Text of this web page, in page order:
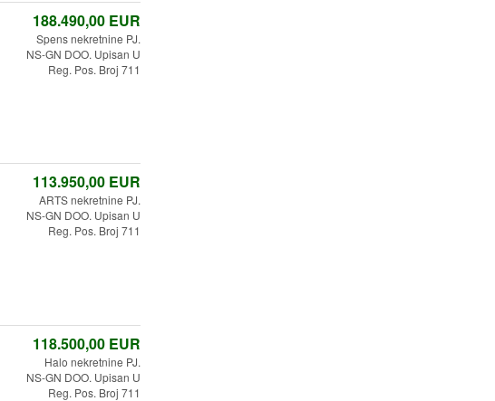
188.490,00EUR
Spens nekretnine PJ.
NS-GN DOO. Upisan U
Reg. Pos. Broj 711
113.950,00EUR
ARTS nekretnine PJ.
NS-GN DOO. Upisan U
Reg. Pos. Broj 711
118.500,00EUR
Halo nekretnine PJ.
NS-GN DOO. Upisan U
Reg. Pos. Broj 711